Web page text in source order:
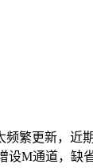
频繁更新
M通道，